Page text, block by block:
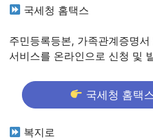
국세청 홈택스
주민등록등본, 가족관계증명
서비스를 온라인으로 신청 및
국세청 홈택
복지로